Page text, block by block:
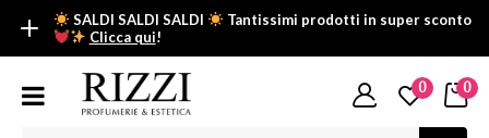
SALDI SALDI SALDI
Tantissimi prodotti in super sconto
Clicca qui!
SALDI SALDI SALDI
Fino al -50% su tantissimi prodotti beauty nella sezione saldi: il
0 0